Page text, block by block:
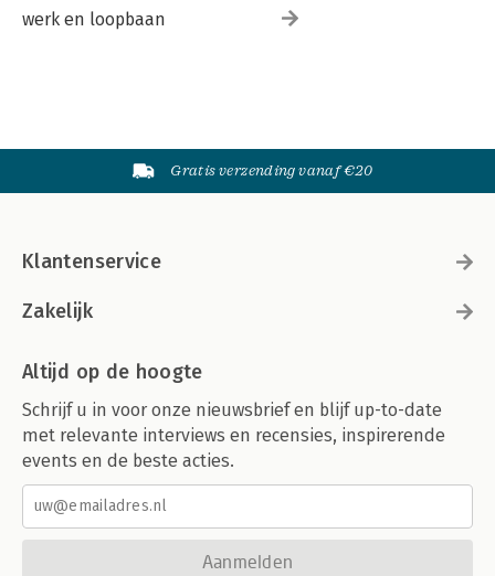
werk en loopbaan
Gratis verzending vanaf €20
Klantenservice
Zakelijk
Altijd op de hoogte
Schrijf u in voor onze nieuwsbrief en blijf up-to-date
met relevante interviews en recensies, inspirerende
events en de beste acties.
Aanmelden